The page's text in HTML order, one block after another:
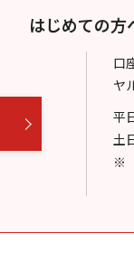
はじめての方
口
ヤ
平
土